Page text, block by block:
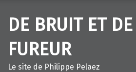
DE BRUIT ET DE
FUREUR
Le site de Philippe Pelaez